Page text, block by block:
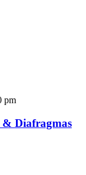
pm
& Diafragmas